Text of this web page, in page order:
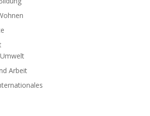
Arbeit